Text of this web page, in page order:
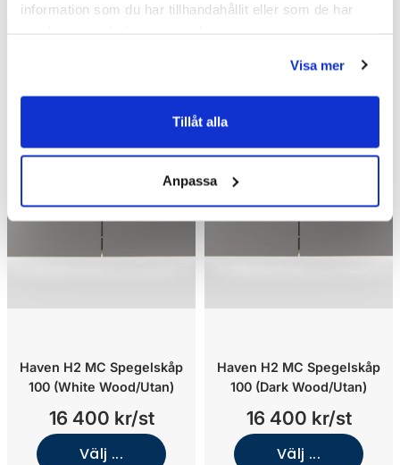
information som du har tillhandahållit eller som de har
Visa mer
Tillåt alla
Anpassa
Haven H2 MC Spegelskåp
100 (White Wood/Utan)
16 400 kr/st
Välj ...
Haven H2 MC Spegelskåp
100 (Dark Wood/Utan)
16 400 kr/st
Välj ...